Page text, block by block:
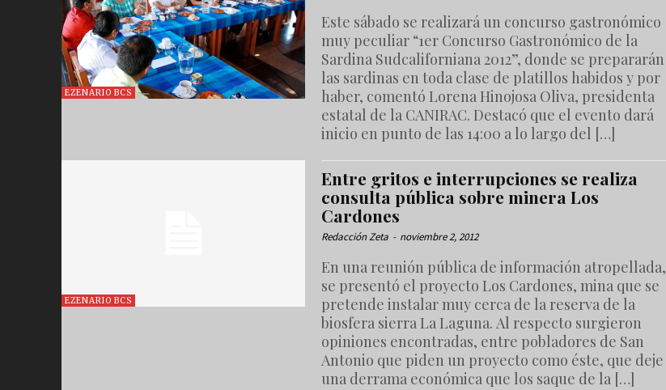
EZENARIO BCS
Este sábado se realizará un concurso gastronómico
muy peculiar “1er Concurso Gastronómico de la
Sardina Sudcaliforniana 2012”, donde se prepararán
las sardinas en toda clase de platillos habidos y por
haber, comentó Lorena Hinojosa Oliva, presidenta
estatal de la CANIRAC. Destacó que el evento dará
inicio en punto de las 14:00 a lo largo del […]
EZENARIO BCS
Entre gritos e interrupciones se realiza
consulta pública sobre minera Los
Cardones
Redacción Zeta - noviembre 2, 2012
En una reunión pública de información atropellada,
se presentó el proyecto Los Cardones, mina que se
pretende instalar muy cerca de la reserva de la
biosfera sierra La Laguna. Al respecto surgieron
opiniones encontradas, entre pobladores de San
Antonio que piden un proyecto como éste, que deje
una derrama económica que los saque de la […]